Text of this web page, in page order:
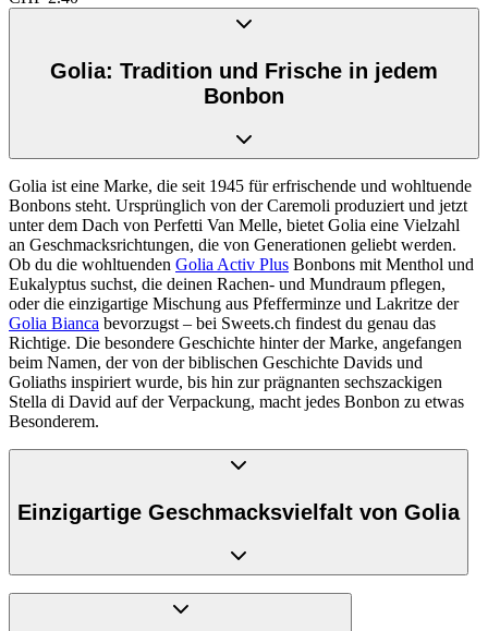
Golia: Tradition und Frische in jedem
Bonbon
Golia ist eine Marke, die seit 1945 für erfrischende und wohltuende
Bonbons steht. Ursprünglich von der Caremoli produziert und jetzt
unter dem Dach von Perfetti Van Melle, bietet Golia eine Vielzahl
an Geschmacksrichtungen, die von Generationen geliebt werden.
Ob du die wohltuenden Golia Activ Plus Bonbons mit Menthol und
Eukalyptus suchst, die deinen Rachen- und Mundraum pflegen,
oder die einzigartige Mischung aus Pfefferminze und Lakritze der
Golia Bianca bevorzugst – bei Sweets.ch findest du genau das
Richtige. Die besondere Geschichte hinter der Marke, angefangen
beim Namen, der von der biblischen Geschichte Davids und
Goliaths inspiriert wurde, bis hin zur prägnanten sechszackigen
Stella di David auf der Verpackung, macht jedes Bonbon zu etwas
Besonderem.
Einzigartige Geschmacksvielfalt von Golia
Golia Bonbons stehen nicht nur für Erfrischung, sondern auch für